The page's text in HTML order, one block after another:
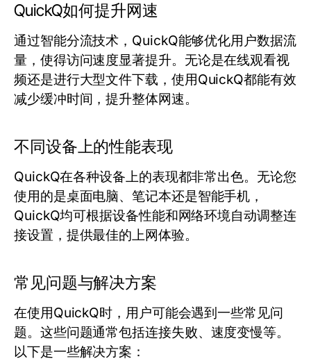
QuickQ如何提升网速
通过智能分流技术，QuickQ能够优化用户数据流
量，使得访问速度显著提升。无论是在线观看视
频还是进行大型文件下载，使用QuickQ都能有效
减少缓冲时间，提升整体网速。
不同设备上的性能表现
QuickQ在各种设备上的表现都非常出色。无论您
使用的是桌面电脑、笔记本还是智能手机，
QuickQ均可根据设备性能和网络环境自动调整连
接设置，提供最佳的上网体验。
常见问题与解决方案
在使用QuickQ时，用户可能会遇到一些常见问
题。这些问题通常包括连接失败、速度变慢等。
以下是一些解决方案：